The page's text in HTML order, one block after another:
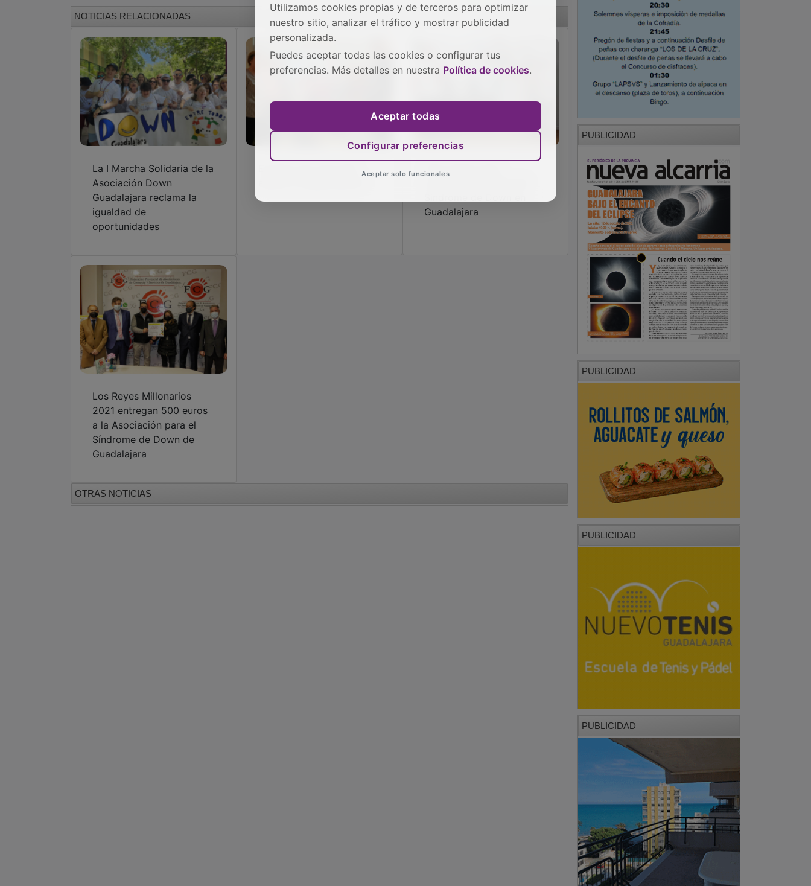
NOTICIAS RELACIONADAS
La I Marcha Solidaria de la
Asociación Down
Guadalajara reclama la
igualdad de
oportunidades
'Pop cakes' para
Guadalajara
Los Reyes Millonarios
2021 entregan 500 euros
a la Asociación para el
Síndrome de Down de
Guadalajara
OTRAS NOTICIAS
PUBLICIDAD
PUBLICIDAD
PUBLICIDAD
PUBLICIDAD
Utilizamos cookies propias y de terceros para optimizar
nuestro sitio, analizar el tráfico y mostrar publicidad
personalizada.
Puedes aceptar todas las cookies o configurar tus
preferencias. Más detalles en nuestra Política de cookies.
Aceptar todas
Configurar preferencias
Aceptar solo funcionales